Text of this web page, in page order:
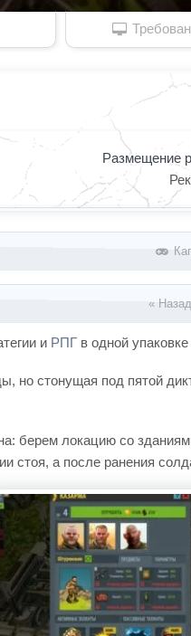
Размещение
«
и РПГ в одной
но стонущая под пятой
берем локацию со
стоя, а после ранения